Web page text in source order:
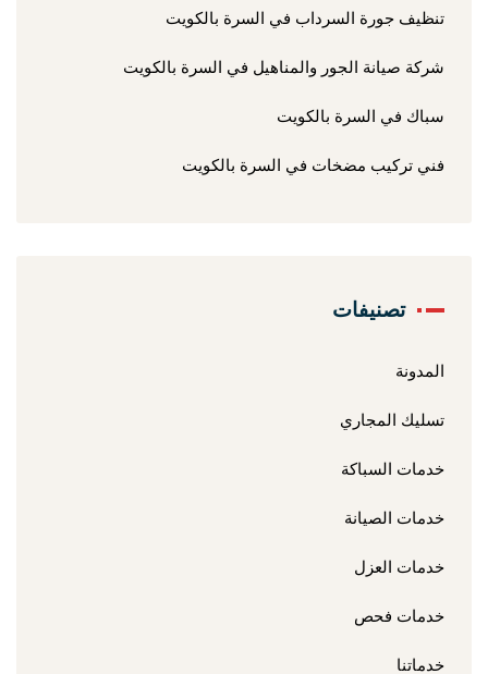
تنظيف جورة السرداب في السرة بالكويت
شركة صيانة الجور والمناهيل في السرة بالكويت
سباك في السرة بالكويت
فني تركيب مضخات في السرة بالكويت
تصنيفات
المدونة
تسليك المجاري
خدمات السباكة
خدمات الصيانة
خدمات العزل
خدمات فحص
خدماتنا